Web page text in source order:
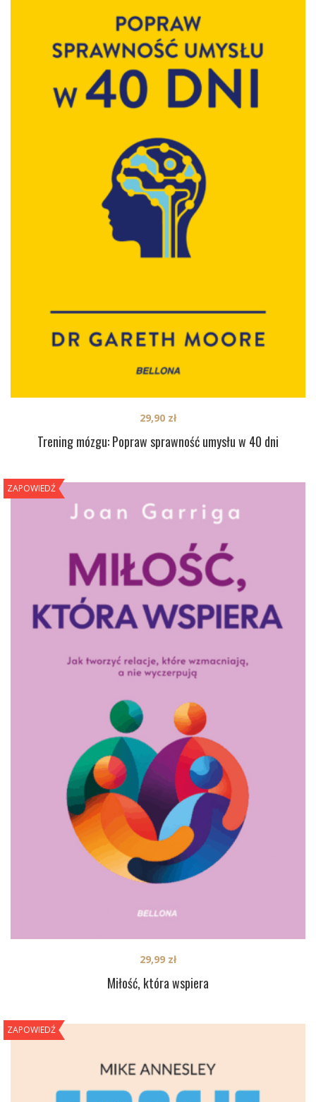
Trening mózgu: Popraw sprawność umysłu w 40 dni
29,90 zł
ZAPOWIEDŹ
Miłość, która wspiera
29,99 zł
ZAPOWIEDŹ